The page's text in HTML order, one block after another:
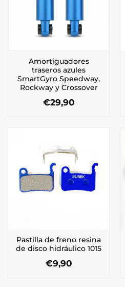
Amortiguadores
traseros azules
SmartGyro Speedway,
Rockway y Crossover
€29,90
Pastilla de freno resina
de disco hidráulico 1015
€9,90